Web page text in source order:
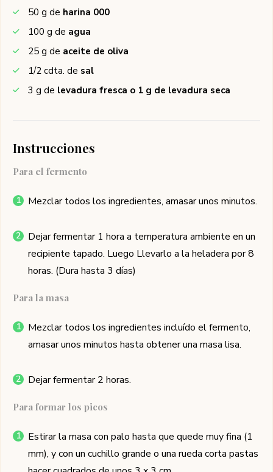
50 g de harina 000
100 g de agua
25 g de aceite de oliva
1/2 cdta. de sal
3 g de levadura fresca o 1 g de levadura seca
Instrucciones
Para el fermento
Mezclar todos los ingredientes, amasar unos minutos.
Dejar fermentar 1 hora a temperatura ambiente en un
recipiente tapado. Luego Llevarlo a la heladera por 8
horas. (Dura hasta 3 días)
Para la masa
Mezclar todos los ingredientes incluído el fermento,
amasar unos minutos hasta obtener una masa lisa.
Dejar fermentar 2 horas.
Para formar los picos
Estirar la masa con palo hasta que quede muy fina (1
mm), y con un cuchillo grande o una rueda corta pastas